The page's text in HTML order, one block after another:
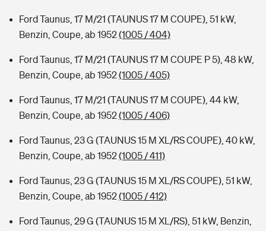
Ford Taunus, 17 M/21 (TAUNUS 17 M COUPE), 51 kW,
Benzin, Coupe, ab 1952(1005 / 404)
Ford Taunus, 17 M/21 (TAUNUS 17 M COUPE P 5), 48 kW,
Benzin, Coupe, ab 1952(1005 / 405)
Ford Taunus, 17 M/21 (TAUNUS 17 M COUPE), 44 kW,
Benzin, Coupe, ab 1952(1005 / 406)
Ford Taunus, 23 G (TAUNUS 15 M XL/RS COUPE), 40 kW,
Benzin, Coupe, ab 1952(1005 / 411)
Ford Taunus, 23 G (TAUNUS 15 M XL/RS COUPE), 51 kW,
Benzin, Coupe, ab 1952(1005 / 412)
Ford Taunus, 29 G (TAUNUS 15 M XL/RS), 51 kW, Benzin,